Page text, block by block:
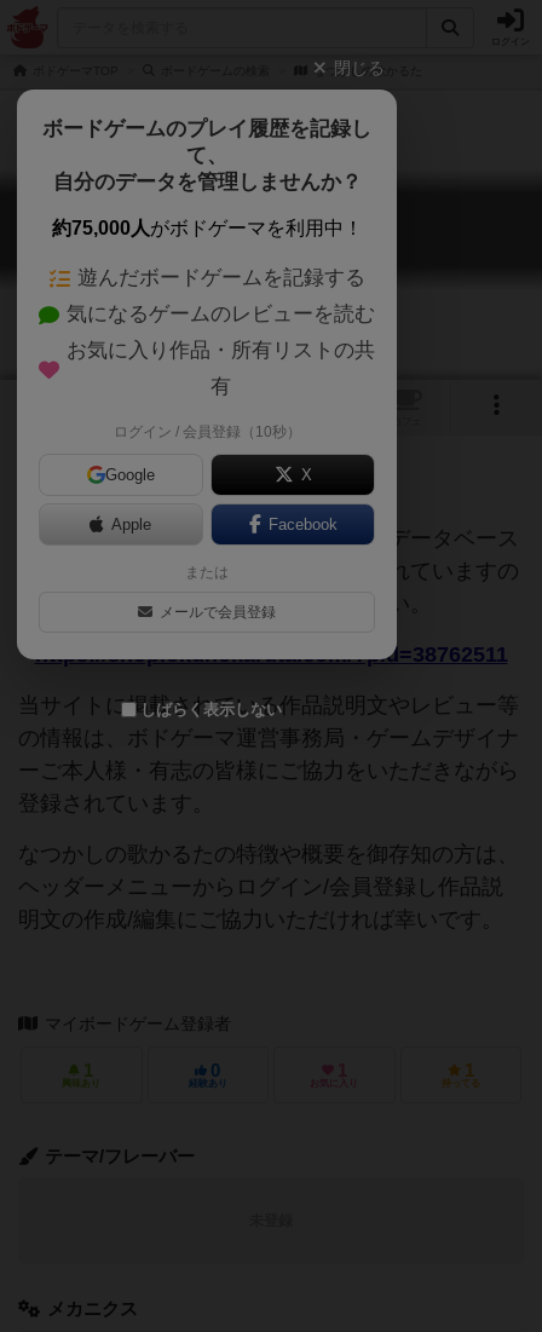
なつかしの歌かるた
なつかしの歌かるた
NATSUKASHINO UTA KARUTA
ご協力ください
このページは情報が不足しています。データベース
追加申請時に以下の参考URLが入力されていますの
で、よろしければこちらもご覧ください。
https://shop.okunokaruta.com/?pid=38762511
当サイトに掲載されている作品説明文やレビュー等
の情報は、ボドゲーマ運営事務局・ゲームデザイナ
ーご本人様・有志の皆様にご協力をいただきながら
登録されています。
なつかしの歌かるたの特徴や概要を御存知の方は、
ヘッダーメニューからログイン/会員登録し作品説
明文の作成/編集にご協力いただければ幸いです。
マイボードゲーム登録者
1
興味あり
0
経験あり
1
お気に入り
1
持ってる
テーマ/フレーバー
メカニクス
閉じる
ボードゲームのプレイ履歴を記録し
て、
自分のデータを管理しませんか？
約75,000人がボドゲーマを利用中！
遊んだボードゲームを記録する
気になるゲームのレビューを読む
お気に入り作品・所有リストの共
有
ログイン / 会員登録（10秒）
Google X
Apple Facebook
または
メールで会員登録
しばらく表示しない